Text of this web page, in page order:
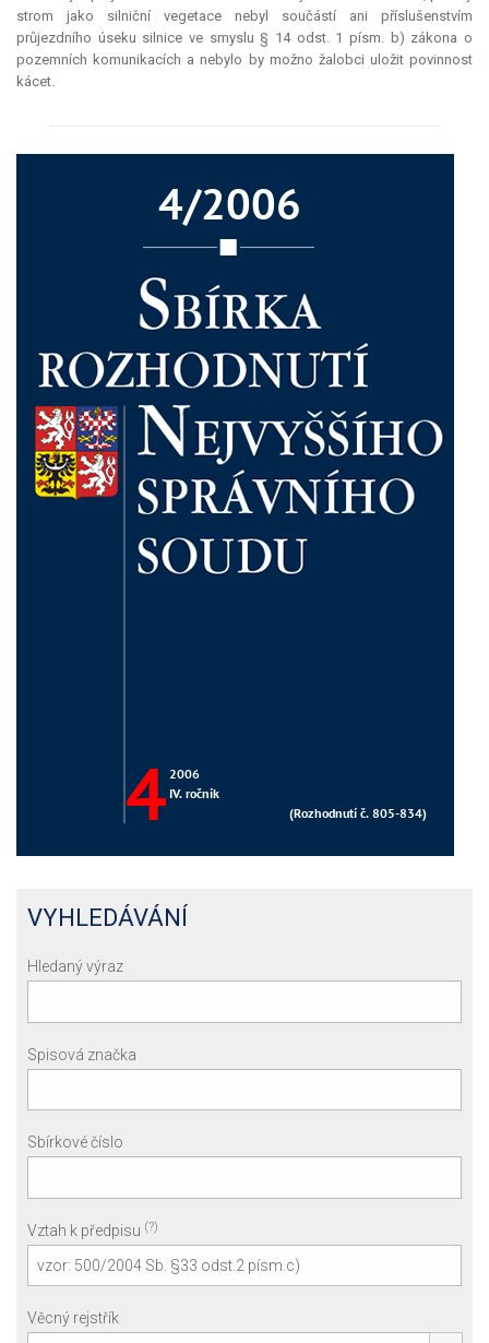
strom jako silniční vegetace nebyl součástí ani příslušenstvím
průjezdního úseku silnice ve smyslu § 14 odst. 1 písm. b) zákona o
pozemních komunikacích a nebylo by možno žalobci uložit povinnost
kácet.
VYHLEDÁVÁNÍ
Hledaný výraz
Spisová značka
Sbírkové číslo
Vztah k předpisu (?)
Věcný rejstřík